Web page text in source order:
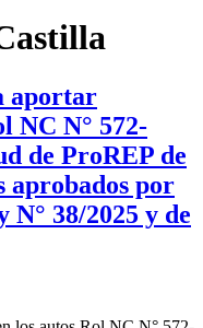
aportar
NC N° 572-
de ProREP de
aprobados por
N° 38/2025 y de